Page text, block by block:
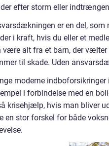
efter storm eller
er en del, som
i kraft, hvis du eller et
være alt fra et barn, der vælter
til skade. Uden
moderne
i forbindelse med en
krisehjælp, hvis man bliver
en stor forskel for både